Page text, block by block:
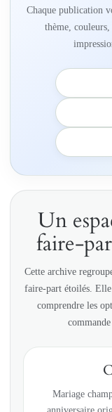
Chaque publication
thème,
Un
faire-
Cette archive
faire-part étoilés.
comprendre les
Mariage